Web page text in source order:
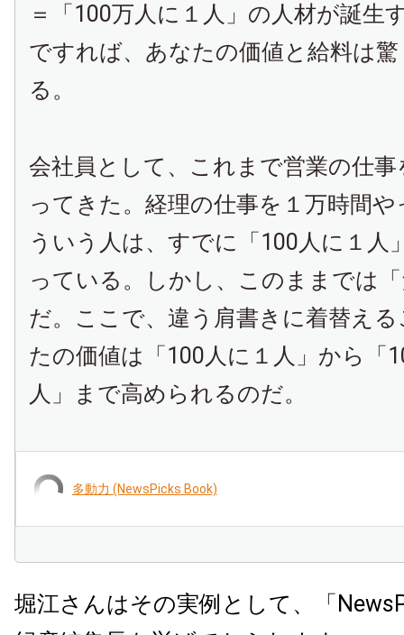
＝「 100万人に１人」の人材が誕生
ですれば、あなたの価値と給料は
る。
会社員として、これまで営業の仕
ってきた。経理の仕事を１万時間
ういう人は、すでに「100 人に１人
っている。しかし、このままでは
だ。ここで、違う肩書きに着替え
たの価値は「100 人に１人」から「
人」まで高められるのだ。
多動力 (NewsPicks Book)
堀江さんはその実例として、「